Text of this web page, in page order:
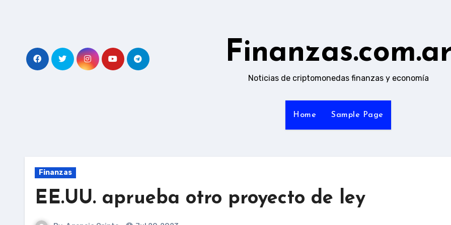
Noticias de criptomonedas finanzas y economía
Home Sample Page
Finanzas
EE.UU. aprueba otro proyecto de ley